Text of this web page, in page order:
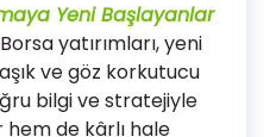
Yeni Başlayanlar
Borsa yatırımları, yeni
ve göz korkutucu
bilgi ve stratejiyle
hem de kârlı hale